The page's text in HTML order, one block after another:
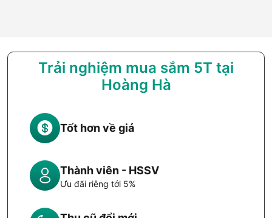
Trải nghiệm mua sắm 5T tại
Hoàng Hà
Tốt hơn về giá
Thành viên - HSSV
Ưu đãi riêng tới 5%